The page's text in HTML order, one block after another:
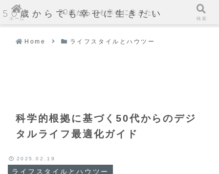
50歳からでも幸せに生きたい
Home ライフスタイルとハウツー
科学的根拠に基づく50代からのデジ
タルライフ最適化ガイド
ライフスタイルとハウツー
2025.02.19
ホーム
50歳からでも幸せに生きたい
検索